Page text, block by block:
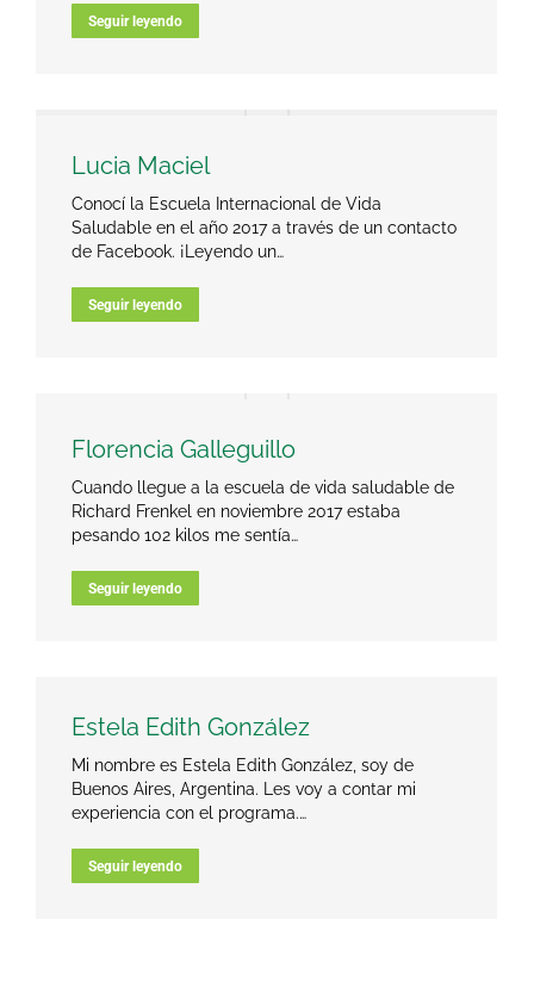
Seguir leyendo
Lucia Maciel
Conocí la Escuela Internacional de Vida
Saludable en el año 2017 a través de un contacto
de Facebook. ¡Leyendo un…
Seguir leyendo
Florencia Galleguillo
Cuando llegue a la escuela de vida saludable de
Richard Frenkel en noviembre 2017 estaba
pesando 102 kilos me sentía…
Seguir leyendo
Estela Edith González
Mi nombre es Estela Edith González, soy de
Buenos Aires, Argentina. Les voy a contar mi
experiencia con el programa.…
Seguir leyendo